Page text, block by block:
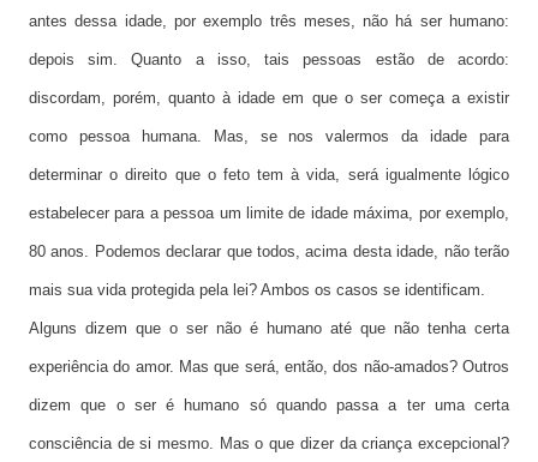
antes dessa idade, por exemplo três meses, não há ser humano:
depois sim. Quanto a isso, tais pessoas estão de acordo:
discordam, porém, quanto à idade em que o ser começa a existir
como pessoa humana. Mas, se nos valermos da idade para
determinar o direito que o feto tem à vida, será igualmente lógico
estabelecer para a pessoa um limite de idade máxima, por exemplo,
80 anos. Podemos declarar que todos, acima desta idade, não terão
mais sua vida protegida pela lei? Ambos os casos se identificam.
Alguns dizem que o ser não é humano até que não tenha certa
experiência do amor. Mas que será, então, dos não-amados? Outros
dizem que o ser é humano só quando passa a ter uma certa
consciência de si mesmo. Mas o que dizer da criança excepcional?